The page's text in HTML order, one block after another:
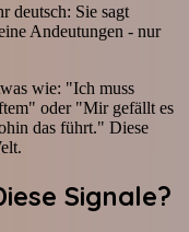
deutsch: Sie sagt
Andeutungen - nur
wie: "Ich muss
oder "Mir gefällt es
das führt." Diese
Signale?